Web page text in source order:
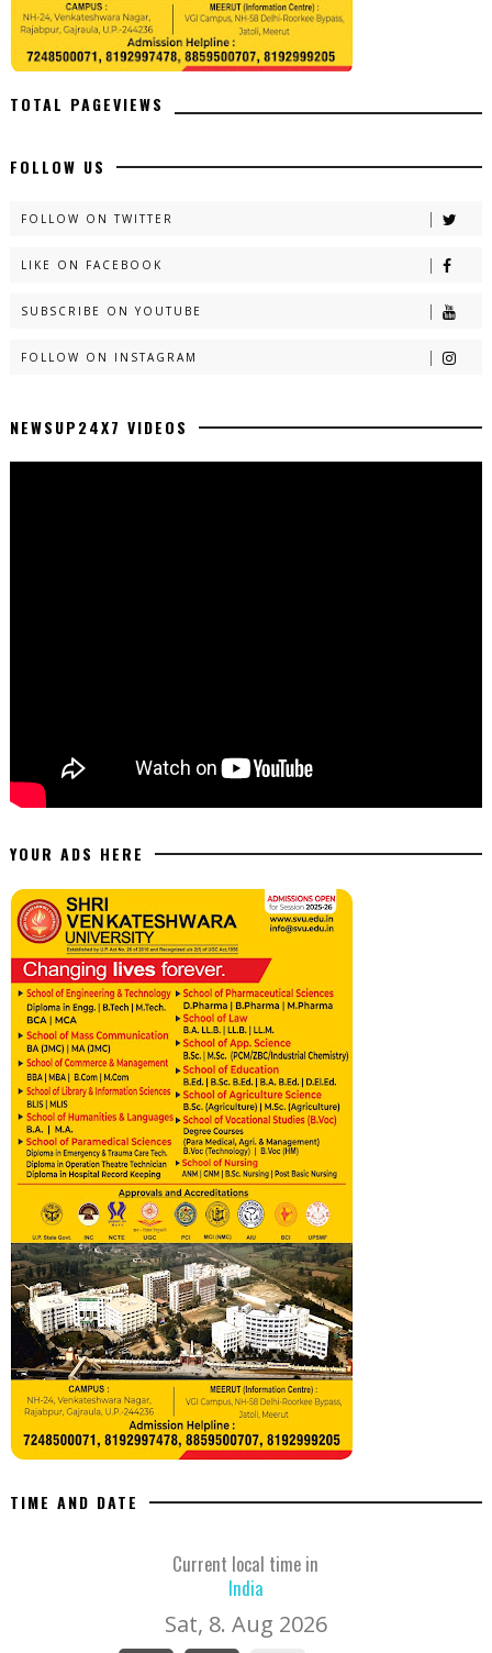
TOTAL PAGEVIEWS
FOLLOW US
FOLLOW ON TWITTER
LIKE ON FACEBOOK
SUBSCRIBE ON YOUTUBE
FOLLOW ON INSTAGRAM
NEWSUP24X7 VIDEOS
YOUR ADS HERE
TIME AND DATE
Current local time in
India